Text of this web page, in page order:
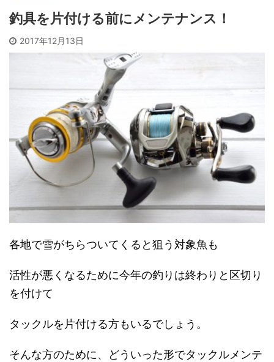
釣具を片付ける前にメンテナンス！
2017年12月13日
各地で雪がちらついてくると狙う対象魚も
活性が悪くなるために今年の釣りは終わりと区切り
を付けて
タックルを片付ける方もいるでしょう。
そんな方のために、どういった形でタックルメンテ